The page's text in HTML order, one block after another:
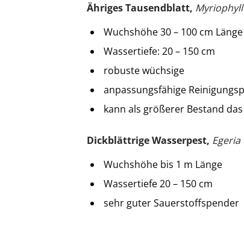
Ähriges Tausendblatt,
Wuchshöhe 30 – 100 cm Länge
Wassertiefe: 20 – 150 cm
robuste wüchsige
anpassungsfähige
kann als größerer Bestand
Dickblättrige Wasserpest, Egeria
Wuchshöhe bis 1 m Länge
Wassertiefe 20 – 150 cm
sehr guter Sauerstoffspender